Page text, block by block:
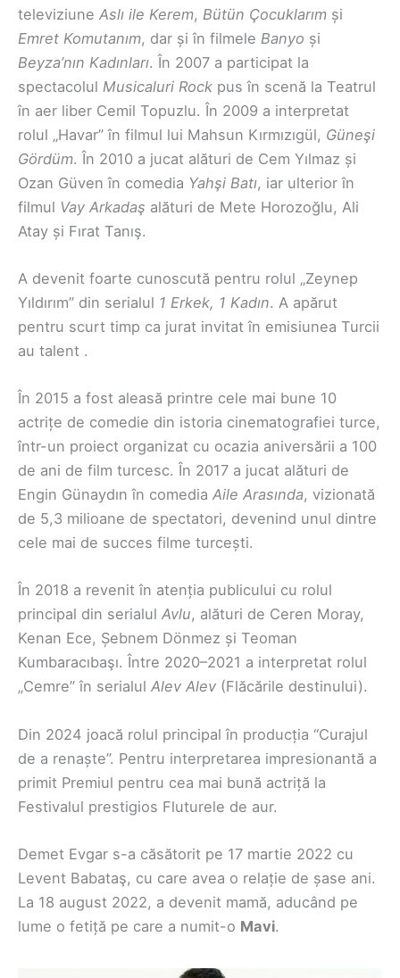
televiziune Aslı ile Kerem, Bütün Çocuklarım și
Emret Komutanım, dar și în filmele Banyo și
Beyza’nın Kadınları. În 2007 a participat la
spectacolul Musicaluri Rock pus în scenă la Teatrul
în aer liber Cemil Topuzlu. În 2009 a interpretat
rolul „Havar” în filmul lui Mahsun Kırmızıgül, Güneşi
Gördüm. În 2010 a jucat alături de Cem Yılmaz și
Ozan Güven în comedia Yahşi Batı, iar ulterior în
filmul Vay Arkadaş alături de Mete Horozoğlu, Ali
Atay și Fırat Tanış.
A devenit foarte cunoscută pentru rolul „Zeynep
Yıldırım” din serialul 1 Erkek, 1 Kadın. A apărut
pentru scurt timp ca jurat invitat în emisiunea Turcii
au talent .
În 2015 a fost aleasă printre cele mai bune 10
actrițe de comedie din istoria cinematografiei turce,
într-un proiect organizat cu ocazia aniversării a 100
de ani de film turcesc. În 2017 a jucat alături de
Engin Günaydın în comedia Aile Arasında, vizionată
de 5,3 milioane de spectatori, devenind unul dintre
cele mai de succes filme turcești.
În 2018 a revenit în atenția publicului cu rolul
principal din serialul Avlu, alături de Ceren Moray,
Kenan Ece, Șebnem Dönmez și Teoman
Kumbaracıbaşı. Între 2020–2021 a interpretat rolul
„Cemre” în serialul Alev Alev (Flăcările destinului).
Din 2024 joacă rolul principal în producția “Curajul
de a renaște”. Pentru interpretarea impresionantă a
primit Premiul pentru cea mai bună actriță la
Festivalul prestigios Fluturele de aur.
Demet Evgar s-a căsătorit pe 17 martie 2022 cu
Levent Babataş, cu care avea o relație de șase ani.
La 18 august 2022, a devenit mamă, aducând pe
lume o fetiță pe care a numit-o Mavi.